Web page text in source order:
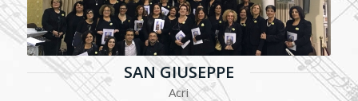
SAN GIUSEPPE
Acri